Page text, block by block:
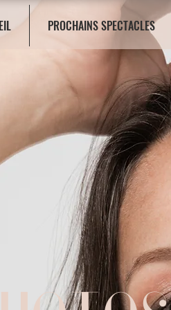
PROCHAINS SPECTACLES